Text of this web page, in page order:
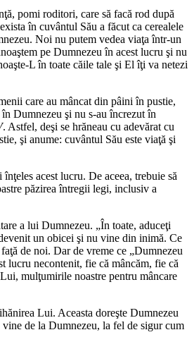
pomi roditori, care să facă rod după
în cuvântul Său a făcut ca cerealele
Noi nu putem vedea viaţa într-un
pe Dumnezeu în acest lucru şi nu
L în toate căile tale şi El îţi va netezi
care au mâncat din pâini în pustie,
Dumnezeu şi nu s-au încrezut în
. Astfel, deşi se hrăneau cu adevărat cu
şi anume: cuvântul Său este viaţă şi
acest lucru. De aceea, trebuie să
păzirea întregii legi, inclusiv a
a lui Dumnezeu. „În toate, aduceţi
un obicei şi nu vine din inimă. Ce
de noi. Dar de vreme ce „Dumnezeu
lucru necontenit, fie că mâncăm, fie că
mulţumirile noastre pentru mâncare
Lui. Aceasta doreşte Dumnezeu
de la Dumnezeu, la fel de sigur cum